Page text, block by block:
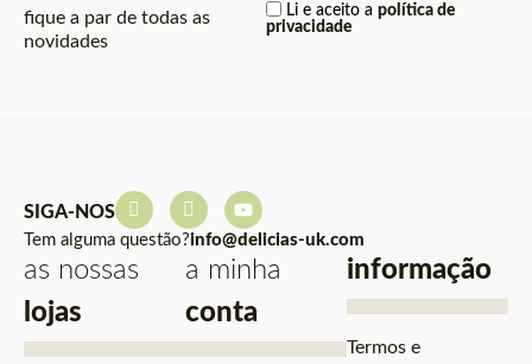
fique a par de todas as
novidades
Li e aceito a política de
privacidade
SIGA-NOS
Tem alguma questão?info@delicias-uk.com
as nossas
lojas
a minha
conta
informação
Termos e